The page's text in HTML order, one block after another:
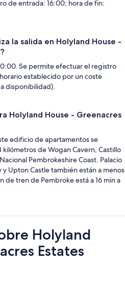
de entrada: 16:00; hora de fin:
la salida en Holyland House -
Se permite efectuar el registro
establecido por un coste
disponibilidad).
Holyland House - Greenacres
edificio de apartamentos se
de Wogan Cavern, Castillo
Pembrokeshire Coast. Palacio
Upton Castle también están a menos
de tren de Pembroke está a 16 min a
Holyland
Estates